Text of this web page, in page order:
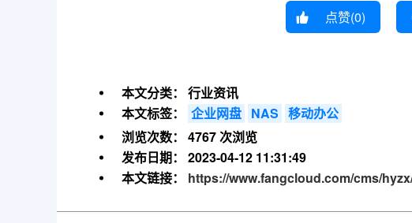
点赞(0)
本文分类：
行业资讯
本文标签：
企业网盘 NAS 移动办公
浏览次数：
4767 次浏览
发布日期：
2023-04-12 11:31:49
本文链接：
https://www.fangcloud.com/cms/